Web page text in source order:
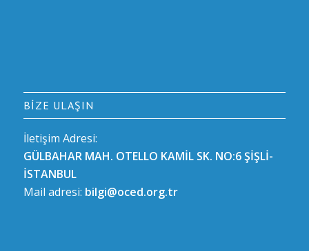
BIZE ULAŞIN
İletişim Adresi:
GÜLBAHAR MAH. OTELLO KAMİL SK. NO:6 ŞİŞLİ-
İSTANBUL
Mail adresi: bilgi@oced.org.tr